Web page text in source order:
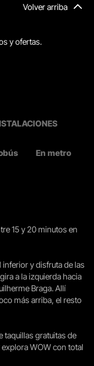
Volver arriba
y ofertas.
En metro
15 y 20 minutos en
inferior y disfruta de las
a la izquierda hacia
Braga. Allí
más arriba, el resto
taquillas gratuitas de
WOW con total